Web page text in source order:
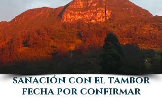
sanación con el tambor
fecha por confirmar